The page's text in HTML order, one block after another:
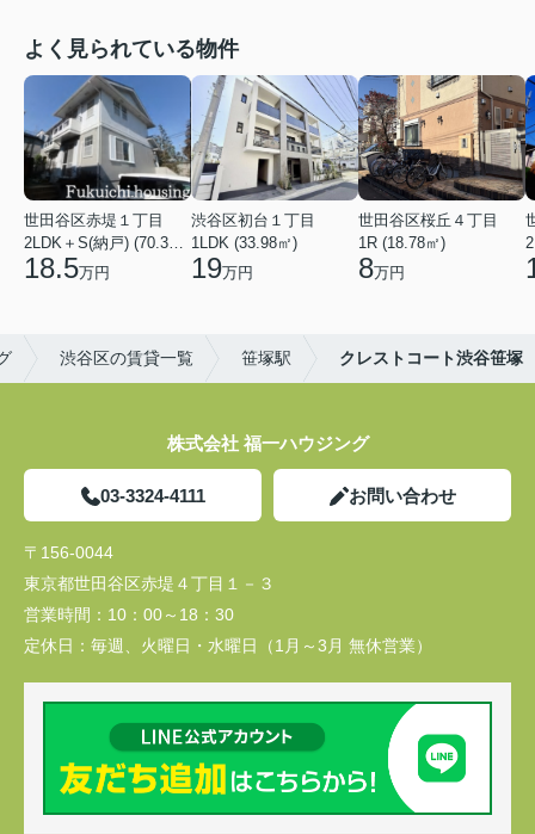
よく見られている物件
世田谷区赤堤１丁目
2LDK＋S(納戸) (70.38㎡)
18.5万円
渋谷区初台１丁目
1LDK (33.98㎡)
19万円
世田谷区桜丘４丁目
1R (18.78㎡)
8万円
渋谷区の賃貸一覧 笹塚駅 クレストコート渋谷笹塚
株式会社 福一ハウジング
03-3324-4111 お問い合わせ
〒156-0044
東京都世田谷区赤堤４丁目１－３
営業時間： 10：00～18：30
定休日： 毎週、火曜日・水曜日（1月～3月 無休営業）